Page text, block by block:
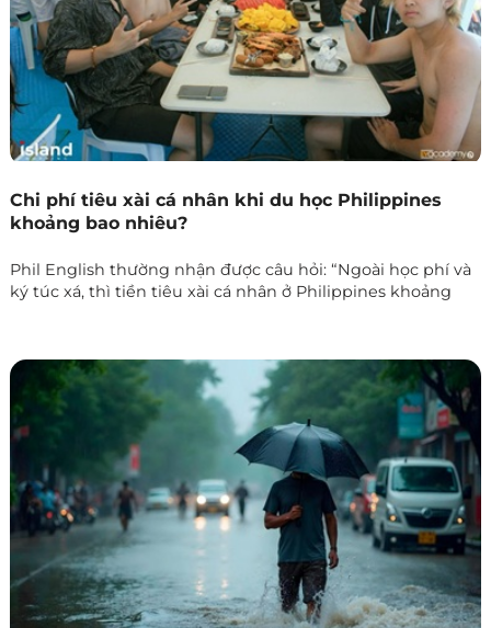
ra sao và chương trình này có phù hợp với bạn không?
Trong bài viết dưới đây, Phil English sẽ giúp bạn hiểu rõ
hơn về mô hình học tập đặc biệt này.
Chi phí tiêu xài cá nhân khi du học Philippines
khoảng bao nhiêu?
Phil English thường nhận được câu hỏi: “Ngoài học phí và
ký túc xá, thì tiền tiêu xài cá nhân ở Philippines khoảng
quan trọng mà ai cũng cần tính trước để có kế hoạch tài
chính hợp lý.